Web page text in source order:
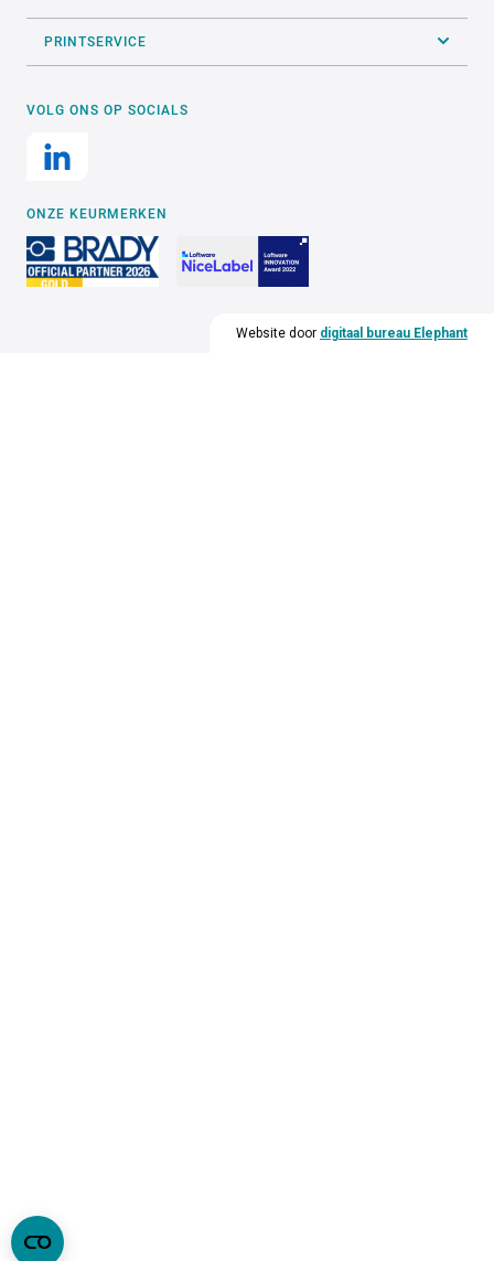
PRINTSERVICE
VOLG ONS OP SOCIALS
ONZE KEURMERKEN
Website door digitaal bureau Elephant